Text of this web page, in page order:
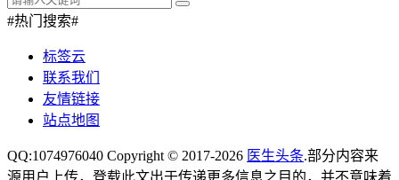
#热门搜索#
标签云
联系我们
友情链接
站点地图
QQ:1074976040 Copyright © 2017-2026 医生头条.部分内容来
源用户上传，登载此文出于传递更多信息之目的，并不意味着